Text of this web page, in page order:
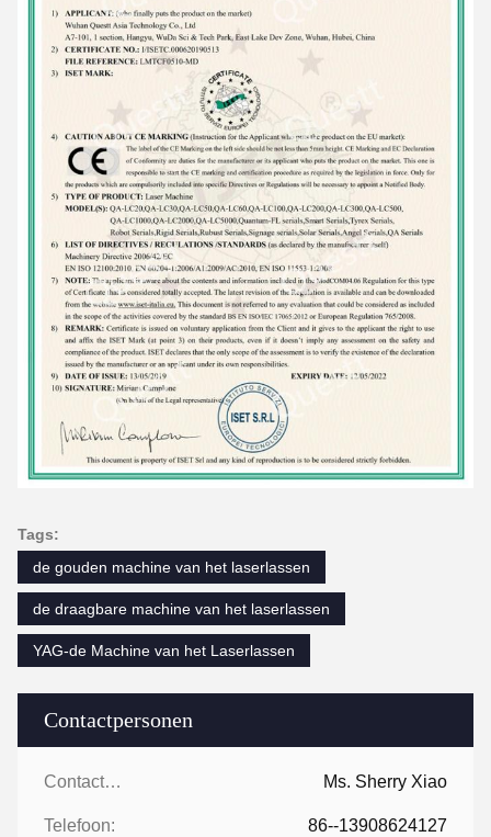
Contactpersonen
Contactpersonen: Ms. Sherry Xiao
Telefoon: 86--13908624127
Tags:
de gouden machine van het laserlassen
de draagbare machine van het laserlassen
YAG-de Machine van het Laserlassen